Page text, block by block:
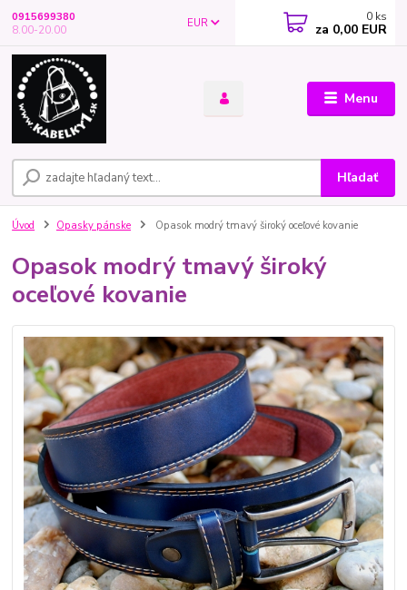
Menu
EUR
Hľadať
0915699380
8.00-20.00
0 ks
za 0,00 EUR
Úvod Opasky pánske Opasok modrý tmavý široký oceľové kovanie
Opasok modrý tmavý široký
oceľové kovanie